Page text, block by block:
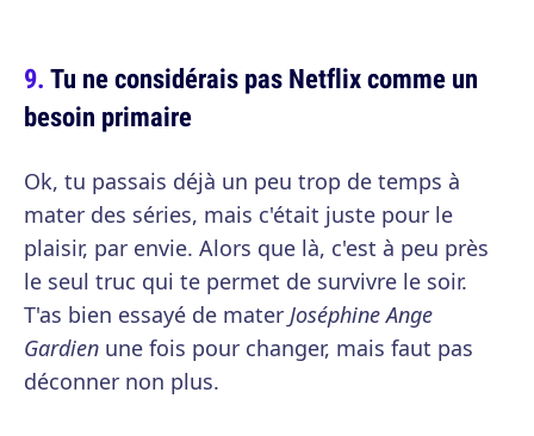
Tu ne considérais pas Netflix comme un
besoin primaire
Ok, tu passais déjà un peu trop de temps à
mater des séries, mais c'était juste pour le
plaisir, par envie. Alors que là, c'est à peu près
le seul truc qui te permet de survivre le soir.
T'as bien essayé de mater Joséphine Ange
Gardien une fois pour changer, mais faut pas
déconner non plus.